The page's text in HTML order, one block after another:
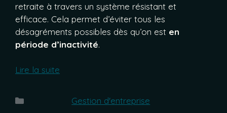
retraite à travers un système résistant et
efficace. Cela permet d’éviter tous les
désagréments possibles dès qu’on est en
période d’inactivité.
Lire la suite
CatégoriesGestion d'entreprise